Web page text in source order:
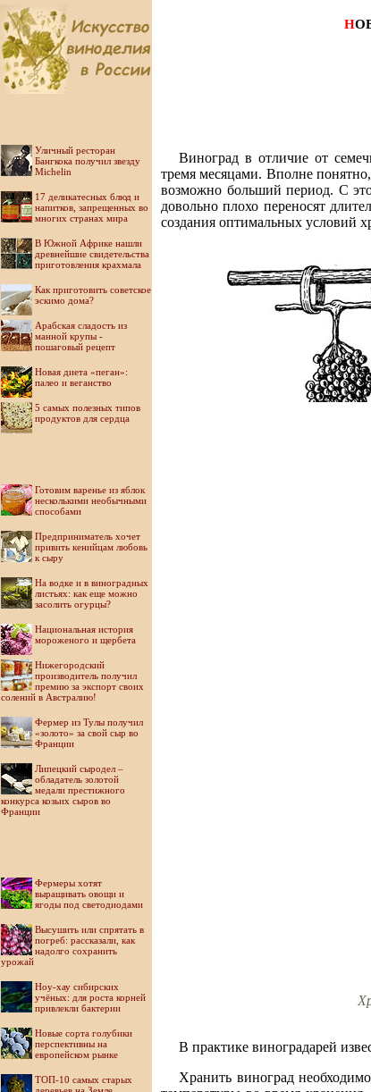
Уличный ресторан
Бангкока получил звезду
Michelin
17 деликатесных блюд и
напитков, запрещенных во
многих странах мира
В Южной Африке нашли
древнейшие свидетельства
приготовления крахмала
Как приготовить советское
эскимо дома?
Арабская сладость из
манной крупы -
пошаговый рецепт
Новая диета «пеган»:
палео и веганство
5 самых полезных типов
продуктов для сердца
Готовим варенье из яблок
несколькими необычными
способами
Предприниматель хочет
привить кенийцам любовь
к сыру
На водке и в виноградных
листьях: как еще можно
засолить огурцы?
Национальная история
мороженого и щербета
Нижегородский
производитель получил
премию за экспорт своих
солений в Австралию!
Фермер из Тулы получил
«золото» за свой сыр во
Франции
Липецкий сыродел –
обладатель золотой
медали престижного
конкурса козьих сыров во
Франции
Фермеры хотят
выращивать овощи и
ягоды под светодиодами
Высушить или спрятать в
погреб: рассказали, как
надолго сохранить
урожай
Ноу-хау сибирских
учёных: для роста корней
привлекли бактерии
Новые сорта голубики
перспективны на
европейском рынке
ТОП-10 самых старых
Н
Виноград в отличие от
тремя месяцами. Вполне
возможно больший период. С
довольно плохо переносят
создания оптимальных условий
В практике виноградарей
Хранить виноград